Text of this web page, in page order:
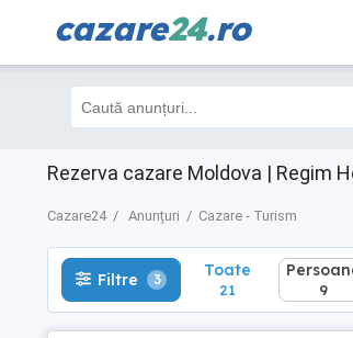
cazare24.ro
Rezerva cazare Moldova | Regim
Cazare24 Anunțuri Cazare - Turism
Filtre 3 Toate
21
Filtre 3 Toate
21 9